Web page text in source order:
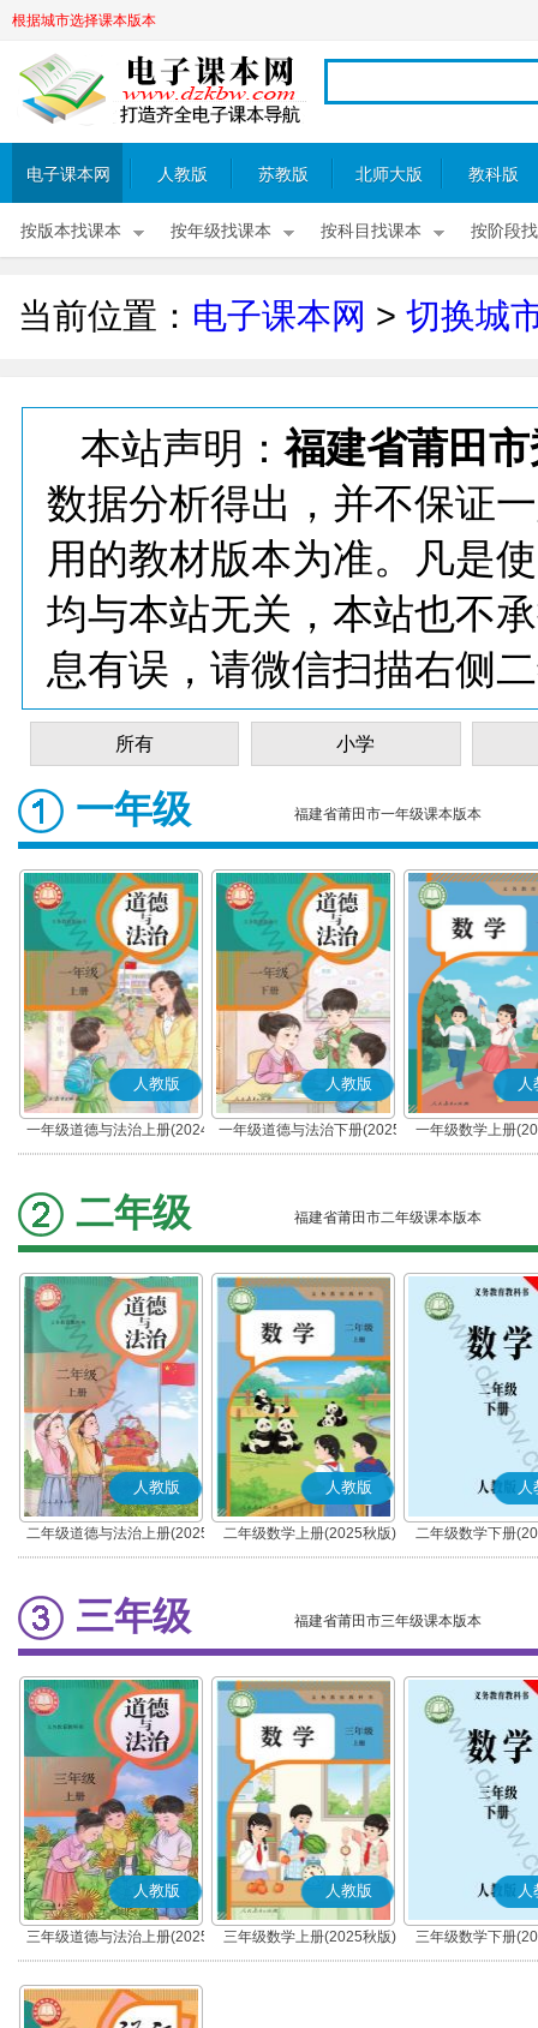
根据城市选择课本版本
电子课本网 人教版 苏教版 北师大版 教科版
按版本找课本 按年级找课本 按科目找课本 按阶段
当前位置： 电子课本网 > 切换城
本站声明：福建省莆田
数据分析得出，并不保证
用的教材版本为准。凡是
均与本站无关，本站也不
息有误，请微信扫描右侧
所有 小学
一年级 福建省莆田市一年级课本版本
人教版
一年级道德与法治上册(2024
秋版)(部编版)
人教版
一年级道德与法治下册(2025
春版)(部编版)
人
一年级数学上册
二年级 福建省莆田市二年级课本版本
人教版
二年级道德与法治上册(2025
秋版)(部编版)
人教版
二年级数学上册(2025秋版)
人
二年级数学下册
三年级 福建省莆田市三年级课本版本
人教版
三年级道德与法治上册(2025
秋版)(部编版)
人教版
三年级数学上册(2025秋版)
人
三年级数学下册